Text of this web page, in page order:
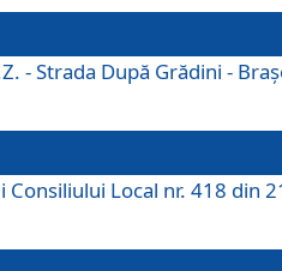
- Strada După Grădini -
Local nr. 418 din